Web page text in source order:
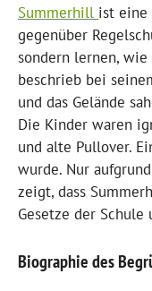
Summerhill ist eine
gegenüber
sondern lernen,
beschrieb bei
und das Gelände
Die Kinder waren
und alte Pullover.
wurde. Nur
zeigt, dass
Gesetze der
Biographie des